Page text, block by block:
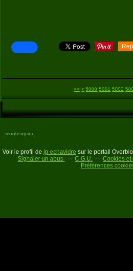
<< < 5000 5001 5002
montesquieu
Voir le profil de jp echavidre sur le portail
Signaler un abus
C.G.U.
Cookies
Préférences